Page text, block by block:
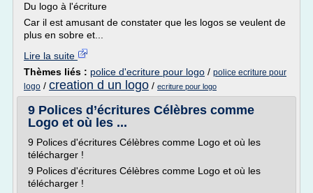
Du logo à l'écriture
Car il est amusant de constater que les logos se veulent de
plus en sobre et...
Lire la suite
Thèmes liés : police d'ecriture pour logo / police ecriture pour
logo / creation d un logo / ecriture pour logo
9 Polices d’écritures Célèbres comme
Logo et où les ...
9 Polices d'écritures Célèbres comme Logo et où les
télécharger !
9 Polices d'écritures Célèbres comme Logo et où les
télécharger !